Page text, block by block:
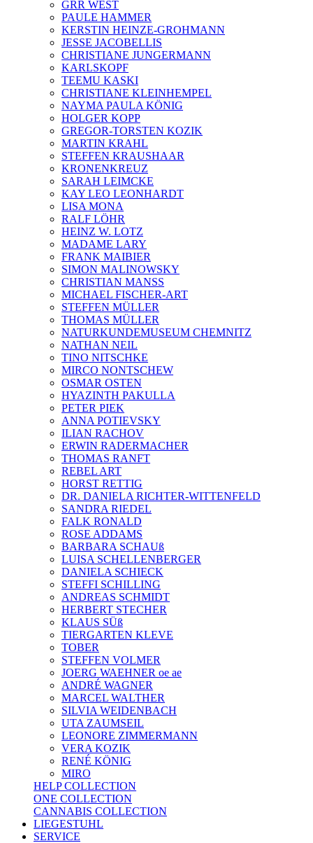
GRR WEST
PAULE HAMMER
KERSTIN HEINZE-GROHMANN
JESSE JACOBELLIS
CHRISTIANE JUNGERMANN
KARLSKOPF
TEEMU KASKI
CHRISTIANE KLEINHEMPEL
NAYMA PAULA KÖNIG
HOLGER KOPP
GREGOR-TORSTEN KOZIK
MARTIN KRAHL
STEFFEN KRAUSHAAR
KRONENKREUZ
SARAH LEIMCKE
KAY LEO LEONHARDT
LISA MONA
RALF LÖHR
HEINZ W. LOTZ
MADAME LARY
FRANK MAIBIER
SIMON MALINOWSKY
CHRISTIAN MANSS
MICHAEL FISCHER-ART
STEFFEN MÜLLER
THOMAS MÜLLER
NATURKUNDEMUSEUM CHEMNITZ
NATHAN NEIL
TINO NITSCHKE
MIRCO NONTSCHEW
OSMAR OSTEN
HYAZINTH PAKULLA
PETER PIEK
ANNA POTIEVSKY
ILIAN RACHOV
ERWIN RADERMACHER
THOMAS RANFT
REBEL ART
HORST RETTIG
DR. DANIELA RICHTER-WITTENFELD
SANDRA RIEDEL
FALK RONALD
ROSE ADDAMS
BARBARA SCHAUß
LUISA SCHELLENBERGER
DANIELA SCHIECK
STEFFI SCHILLING
ANDREAS SCHMIDT
HERBERT STECHER
KLAUS SÜß
TIERGARTEN KLEVE
TOBER
STEFFEN VOLMER
JOERG WAEHNER oe ae
ANDRÉ WAGNER
MARCEL WALTHER
SILVIA WEIDENBACH
UTA ZAUMSEIL
LEONORE ZIMMERMANN
VERA KOZIK
RENÉ KÖNIG
MIRO
HELP COLLECTION
ONE COLLECTION
CANNABIS COLLECTION
LIEGESTUHL
SERVICE